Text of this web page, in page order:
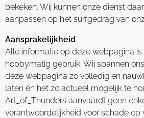
bekeken. Wij kunnen onze dienst
aanpassen op het surfgedrag van
Aansprakelijkheid
Alle informatie op deze webpagina
hobbymatig gebruik. Wij spannen
deze webpagina zo volledig en
laten en het zo actueel mogelijk te
Art_of_Thunders aanvaardt geen
verantwoordelijkheid voor schade op